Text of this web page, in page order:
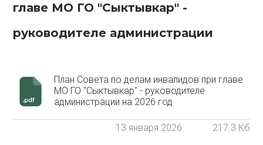
главе МО ГО "Сыктывкар" -
руководителе администрации
План Совета по делам инвалидов при главе
МО ГО "Сыктывкар" - руководителе
администрации на 2026 год
13 января 2026 217.3 Кб